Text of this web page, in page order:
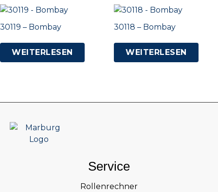
30119 – Bombay
WEITERLESEN
30118 – Bombay
WEITERLESEN
Service
Rollenrechner